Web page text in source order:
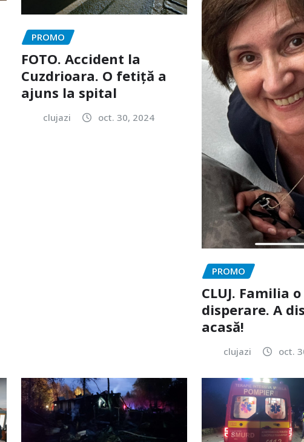
PROMO
FOTO. Accident la
Cuzdrioara. O fetiță a
ajuns la spital
clujazi oct. 30, 2024
PROMO
CLUJ. Familia
disperare. A
acasă!
clujazi oct.